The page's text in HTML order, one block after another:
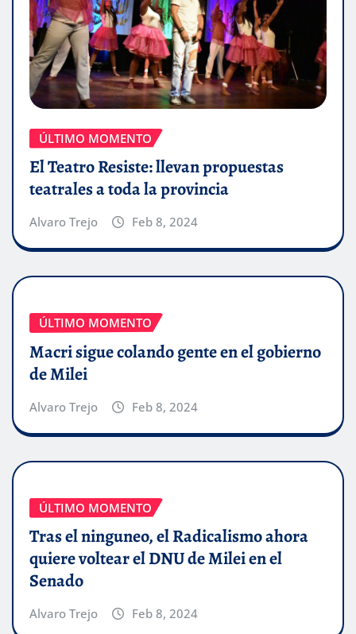
ÚLTIMO MOMENTO
El Teatro Resiste: llevan propuestas
teatrales a toda la provincia
Alvaro Trejo Feb 8, 2024
ÚLTIMO MOMENTO
Macri sigue colando gente en el gobierno
de Milei
Alvaro Trejo Feb 8, 2024
ÚLTIMO MOMENTO
Tras el ninguneo, el Radicalismo ahora
quiere voltear el DNU de Milei en el
Senado
Alvaro Trejo Feb 8, 2024